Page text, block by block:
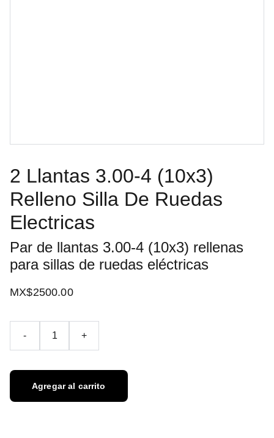
2 Llantas 3.00-4 (10x3)
Relleno Silla De Ruedas
Electricas
Par de llantas 3.00-4 (10x3) rellenas
para sillas de ruedas eléctricas
MX$2500.00
- +
Agregar al carrito